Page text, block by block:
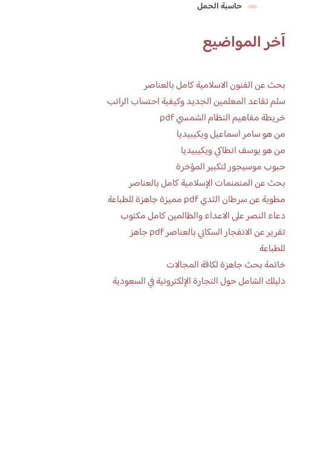
حاسبة الحمل
آخر المواضيع
بحث عن الفنون الاسلامية كامل بالعناصر
سلم تقاعد المعلمين الجديد وكيفية احتساب الراتب
خريطة مفاهيم النظام الشمسي pdf
من هو سامر اسماعيل ويكيبيديا
من هو يوسف انطاكي ويكيبيديا
حبوب موسيجور لتكبير المؤخرة
بحث عن المنمنمات الإسلامية كامل بالعناصر
مطوية عن سرطان الثدي pdf مميزة جاهزة للطباعة
دعاء النصر على الاعداء والظالمين كامل مكتوب
تقرير عن الانفجار السكاني بالعناصر pdf جاهز
للطباعة
خاتمة بحث جاهزة لكافة المجالات
دليلك الشامل حول التجارة الإلكترونية في السعودية